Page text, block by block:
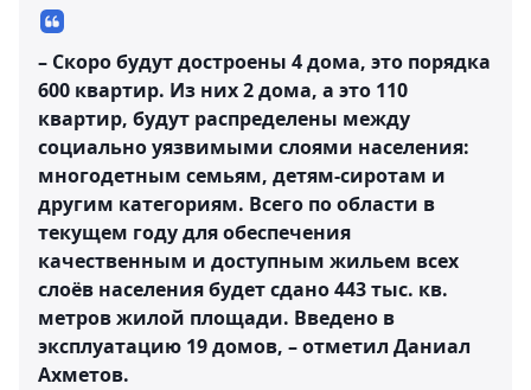
– Скоро будут достроены 4 дома, это порядка
600 квартир. Из них 2 дома, а это 110
квартир, будут распределены между
социально уязвимыми слоями населения:
многодетным семьям, детям-сиротам и
другим категориям. Всего по области в
текущем году для обеспечения
качественным и доступным жильем всех
слоёв населения будет сдано 443 тыс. кв.
метров жилой площади. Введено в
эксплуатацию 19 домов, – отметил Даниал
Ахметов.